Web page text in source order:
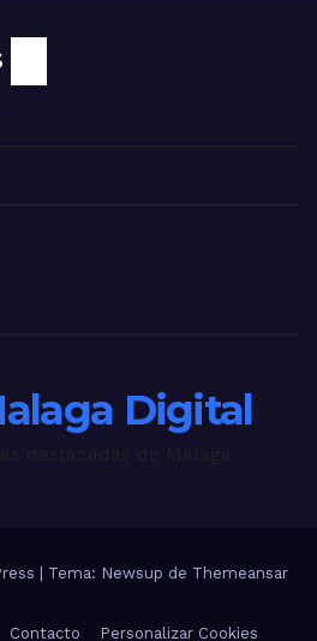
Digital
Tema: Newsup de Themeansar
Contacto Personalizar Cookies